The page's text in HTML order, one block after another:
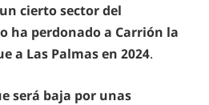
un cierto sector del
ha perdonado a Carrión la
a Las Palmas en 2024.
será baja por unas